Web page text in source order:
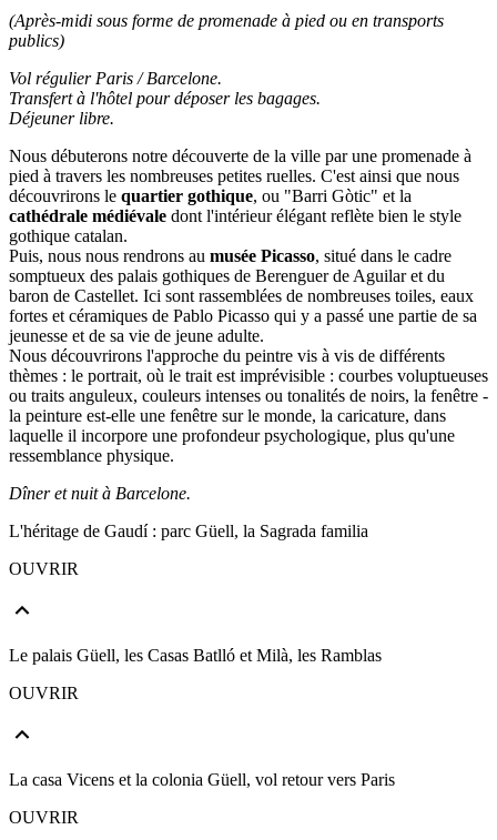
(Après-midi sous forme de promenade à pied ou en transports
publics)
Vol régulier Paris / Barcelone.
Transfert à l'hôtel pour déposer les bagages.
Déjeuner libre.
Nous débuterons notre découverte de la ville par une promenade à
pied à travers les nombreuses petites ruelles. C'est ainsi que nous
découvrirons le quartier gothique, ou "Barri Gòtic" et la
cathédrale médiévale dont l'intérieur élégant reflète bien le style
gothique catalan.
Puis, nous nous rendrons au musée Picasso, situé dans le cadre
somptueux des palais gothiques de Berenguer de Aguilar et du
baron de Castellet. Ici sont rassemblées de nombreuses toiles, eaux
fortes et céramiques de Pablo Picasso qui y a passé une partie de sa
jeunesse et de sa vie de jeune adulte.
Nous découvrirons l'approche du peintre vis à vis de différents
thèmes : le portrait, où le trait est imprévisible : courbes voluptueuses
ou traits anguleux, couleurs intenses ou tonalités de noirs, la fenêtre -
la peinture est-elle une fenêtre sur le monde, la caricature, dans
laquelle il incorpore une profondeur psychologique, plus qu'une
ressemblance physique.
Dîner et nuit à Barcelone.
L'héritage de Gaudí : parc Güell, la Sagrada familia
OUVRIR
Le palais Güell, les Casas Batlló et Milà, les Ramblas
OUVRIR
La casa Vicens et la colonia Güell, vol retour vers Paris
OUVRIR